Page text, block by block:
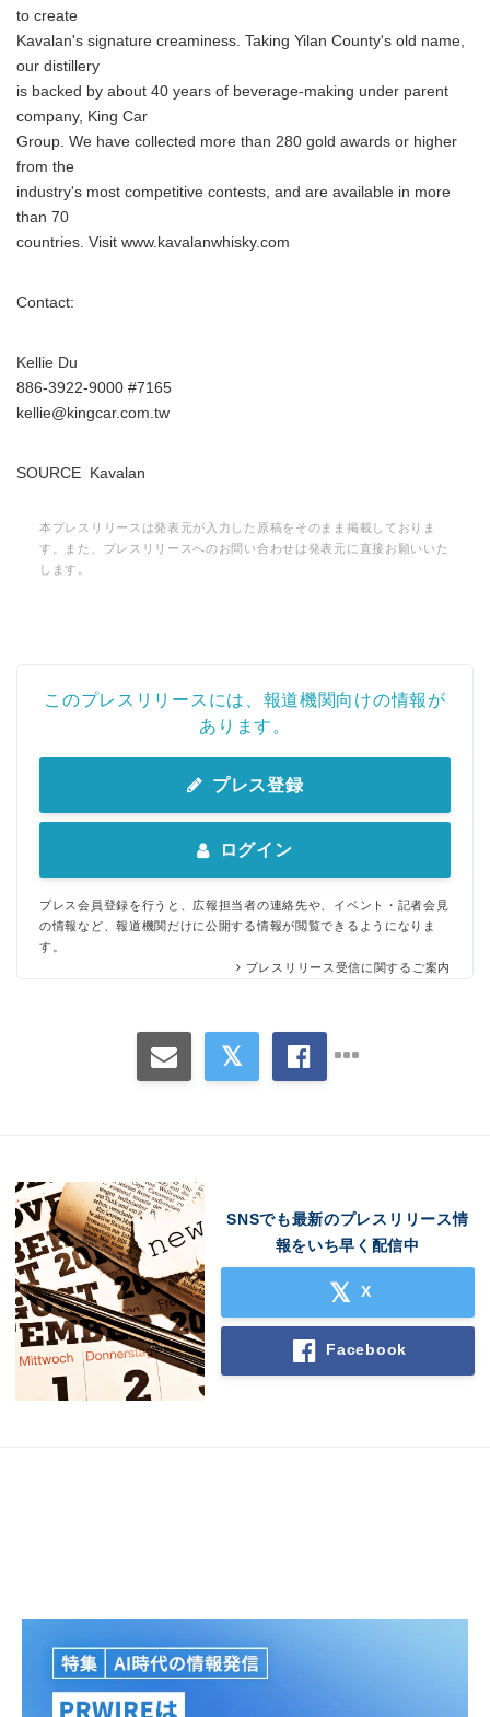
to create
Kavalan's signature creaminess. Taking Yilan County's old name,
our distillery
is backed by about 40 years of beverage-making under parent
company, King Car
Group. We have collected more than 280 gold awards or higher
from the
industry's most competitive contests, and are available in more
than 70
countries. Visit www.kavalanwhisky.com
Contact:
Kellie Du
886-3922-9000 #7165
kellie@kingcar.com.tw
SOURCE Kavalan
本プレスリリースは発表元が入力した原稿をそのまま掲載しておりま
す。また、プレスリリースへのお問い合わせは発表元に直接お願いいた
します。
このプレスリリースには、報道機関向けの情報が
あります。
プレス登録
ログイン
プレス会員登録を行うと、広報担当者の連絡先や、イベント・記者会見
の情報など、報道機関だけに公開する情報が閲覧できるようになりま
す。
プレスリリース受信に関するご案内
SNSでも最新のプレスリリース情
報をいち早く配信中
X
Facebook